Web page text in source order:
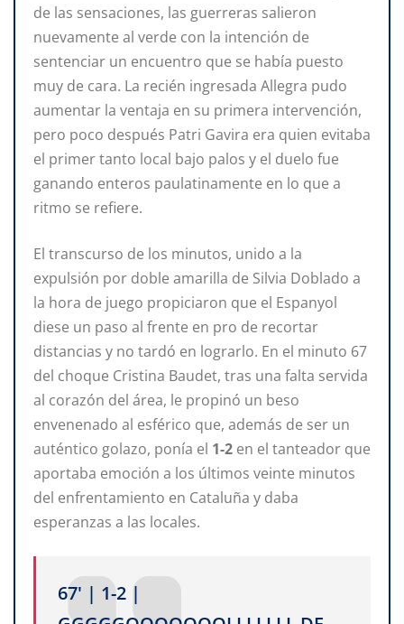
de las sensaciones, las guerreras salieron
nuevamente al verde con la intención de
sentenciar un encuentro que se había puesto
muy de cara. La recién ingresada Allegra pudo
aumentar la ventaja en su primera intervención,
pero poco después Patri Gavira era quien evitaba
el primer tanto local bajo palos y el duelo fue
ganando enteros paulatinamente en lo que a
ritmo se refiere.
El transcurso de los minutos, unido a la
expulsión por doble amarilla de Silvia Doblado a
la hora de juego propiciaron que el Espanyol
diese un paso al frente en pro de recortar
distancias y no tardó en lograrlo. En el minuto 67
del choque Cristina Baudet, tras una falta servida
al corazón del área, le propinó un beso
envenenado al esférico que, además de ser un
auténtico golazo, ponía el 1-2 en el tanteador que
aportaba emoción a los últimos veinte minutos
del enfrentamiento en Cataluña y daba
esperanzas a las locales.
67' | 1-2 |